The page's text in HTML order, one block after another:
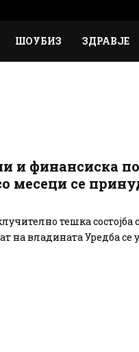
ШОУБИЗ ЗДРАВЈЕ
и финансиска
месеци се
тешка состојба
на владината Уредба